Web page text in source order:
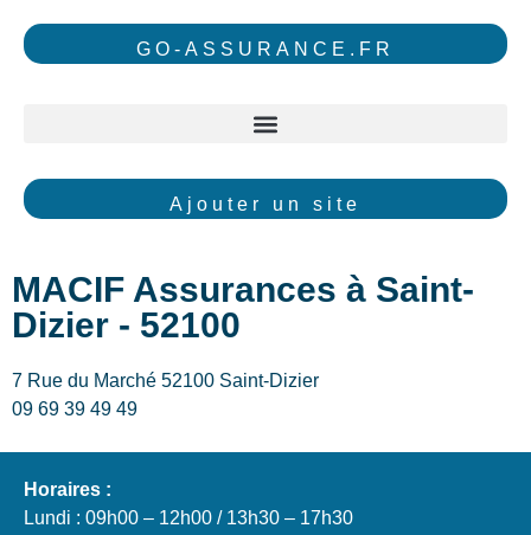
GO-ASSURANCE.FR
Ajouter un site
MACIF Assurances à Saint-
Dizier - 52100
7 Rue du Marché 52100 Saint-Dizier
09 69 39 49 49
Horaires :
Lundi : 09h00 – 12h00 / 13h30 – 17h30